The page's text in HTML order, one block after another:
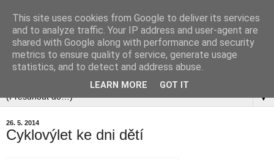
▼
26. 5. 2014
Cyklovýlet ke dni dětí
This site uses cookies from Google to deliver its services
and to analyze traffic. Your IP address and user-agent are
shared with Google along with performance and security
metrics to ensure quality of service, generate usage
statistics, and to detect and address abuse.
LEARN MORE GOT IT